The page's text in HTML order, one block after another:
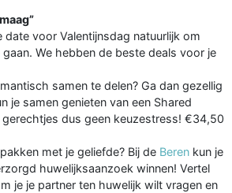
date voor Valentijnsdag natuurlijk om
We hebben de beste deals voor je
samen te delen? Ga dan gezellig
je samen genieten van een Shared
gerechtjes dus geen keuzestress! €34,50
met je geliefde? Bij de Beren kun je
huwelijksaanzoek winnen! Vertel
je je partner ten huwelijk wilt vragen en